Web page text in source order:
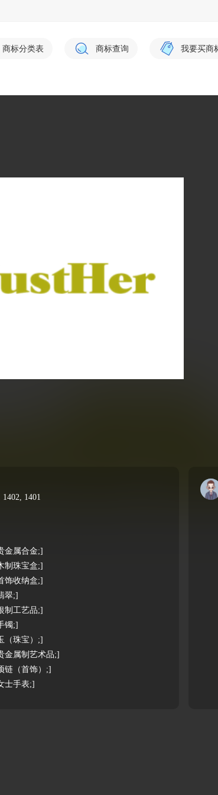
商标分类表 商标查询 我要买商
1402, 1401
属合金;]
珠宝盒;]
收纳盒;]
翠;]
工艺品;]
镯;]
珠宝）;]
属制艺术品;]
（首饰）;]
士手表;]